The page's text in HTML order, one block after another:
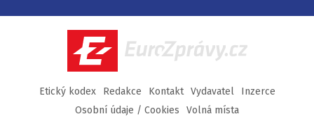
Facebook
TwitterInstagram
YouTube
EuroZprávy.cz
Etický kodex Redakce Kontakt Vydavatel
Inzerce
Osobní údaje / Cookies
Volná místa